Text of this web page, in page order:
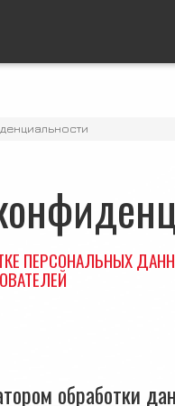
ПЕРСОНАЛЬНЫХ
обработки